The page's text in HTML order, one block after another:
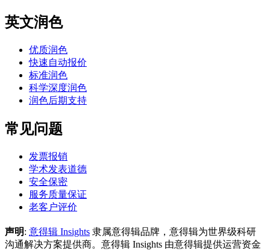
英文润色
优质润色
快速自动报价
标准润色
科学深度润色
润色后期支持
常见问题
发票报销
学术发表道德
安全保密
服务质量保证
老客户评价
声明: 意得辑 Insights 隶属意得辑品牌，意得辑为世界级科研
沟通解决方案提供商。意得辑 Insights 由意得辑提供运营资金